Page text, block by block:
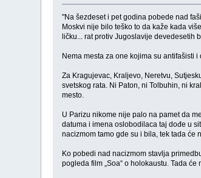
"Na šezdeset i pet godina pobede nad
Moskvi nije bilo teško to da kaže kada
ličku... rat protiv Jugoslavije devedesetih
Nema mesta za one kojima su antifašisti
Za Kragujevac, Kraljevo, Neretvu,
svetskog rata. Ni Paton, ni Tolbuhin, ni
mesto.
U Parizu nikome nije palo na pamet da
datuma i imena oslobodilaca taj dođe u
nacizmom tamo gde su i bila, tek tada će
Ko pobedi nad nacizmom stavlja
pogleda film „Soa“ o holokaustu. Tada